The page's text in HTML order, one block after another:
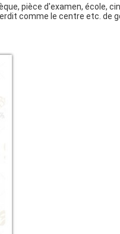
pièce d'examen, école,
comme le centre etc. de